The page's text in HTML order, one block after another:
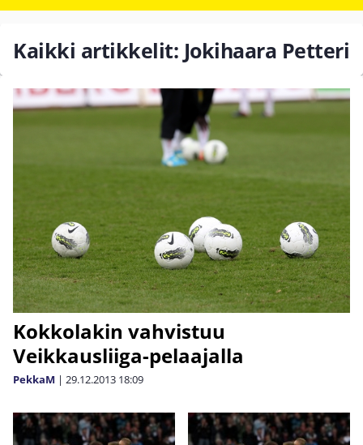
Kaikki artikkelit: Jokihaara Petteri
Kokkolakin vahvistuu
Veikkausliiga-pelaajalla
PekkaM | 29.12.2013 18:09